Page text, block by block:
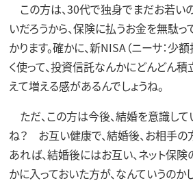
この方は、30代で独身でまだお若い
いだろうから、保険に払うお金を無駄
かります。確かに、新NISA（ニーサ：少
く使って、投資信託なんかにどんどん
えて増える感があるんでしょうね。
ただ、この方は今後、結婚を意識して
ね？ お互い健康で、結婚後、お相手
あれば、結婚後にはお互い、ネット保険
かに入っておいた方が、なんていうのか